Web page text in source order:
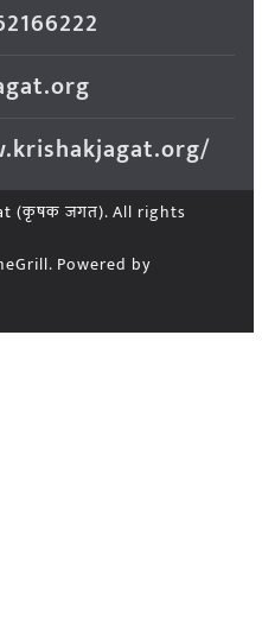
(कृषक जगत). All rights
Powered by